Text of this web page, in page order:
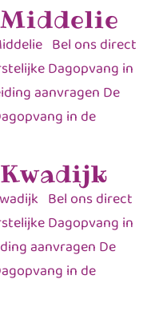
Bel ons direct
Dagopvang in
aanvragen De
in de
Bel ons direct
Dagopvang in
aanvragen De
in de